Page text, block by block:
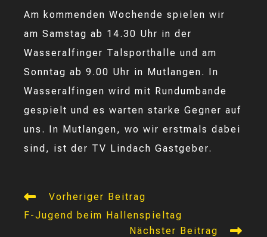
Am kommenden Wochende spielen wir
am Samstag ab 14.30 Uhr in der
Wasseralfinger Talsporthalle und am
Sonntag ab 9.00 Uhr in Mutlangen. In
Wasseralfingen wird mit Rundumbande
gespielt und es warten starke Gegner auf
uns. In Mutlangen, wo wir erstmals dabei
sind, ist der TV Lindach Gastgeber.
Weitere
ansehen
Vorheriger Beitrag
F-Jugend beim Hallenspieltag
Nächster Beitrag